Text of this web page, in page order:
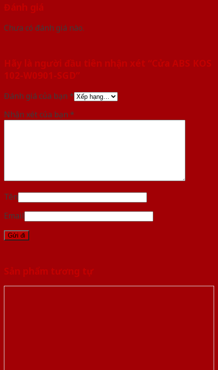
Đánh giá
Chưa có đánh giá nào.
Hãy là người đầu tiên nhận xét “Cửa ABS KOS
102-W0901-SGD”
Đánh giá của bạn *
Nhận xét của bạn *
Tên
Email
Sản phẩm tương tự